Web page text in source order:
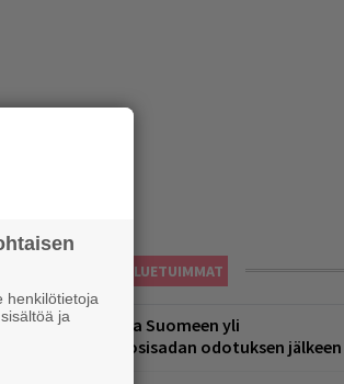
LUETUIMMAT
Weezer palaa Suomeen yli
neljännesvuosisadan odotuksen jälkeen
henkilötietoja
ja